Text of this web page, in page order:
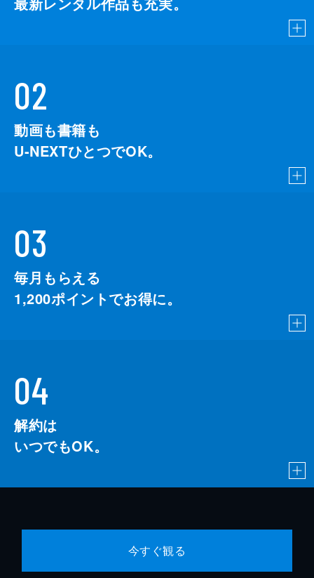
02
動画も書籍も
U-NEXTひとつでOK。
03
毎月もらえる
1,200ポイントでお得に。
04
解約は
いつでもOK。
今すぐ観る